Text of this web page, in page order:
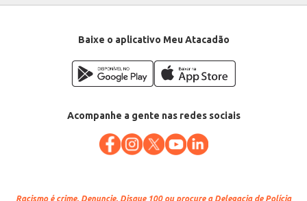
Baixe o aplicativo Meu Atacadão
Acompanhe a gente nas redes sociais
Racismo é crime. Denuncie. Disque 100 ou procure a Delegacia de Polícia